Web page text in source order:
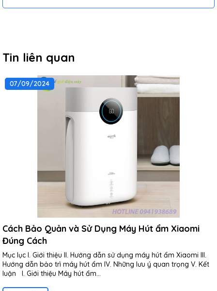
Tin liên quan
07/09/2024
Cách Bảo Quản và Sử Dụng Máy Hút ẩm Xiaomi
Đúng Cách
Mục lục I. Giới thiệu II. Hướng dẫn sử dụng máy hút ẩm Xiaomi III.
Hướng dẫn bảo trì máy hút ẩm IV. Những lưu ý quan trọng V. Kết
luận I. Giới thiệu Máy hút ẩm...